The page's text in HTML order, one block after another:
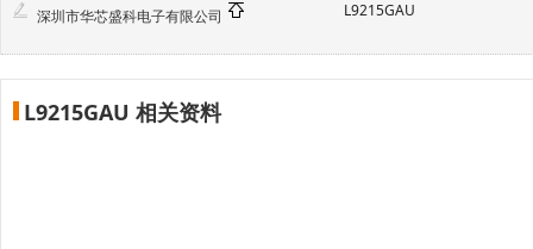
深圳市华芯盛科电子有限公司 L9215GAU
L9215GAU 相关资料